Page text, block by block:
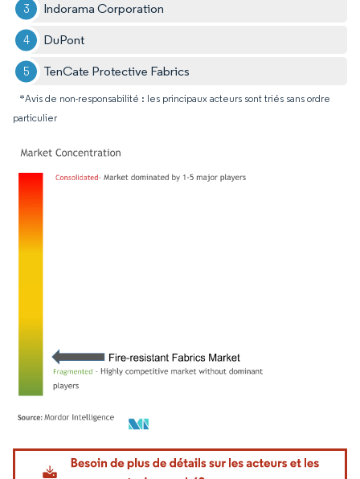
Indorama Corporation
DuPont
TenCate Protective Fabrics
*Avis de non-responsabilité : les principaux acteurs sont triés sans ordre
particulier
Image © Mordor Intelligence. La réutilisation nécessite une attribution sous CC BY